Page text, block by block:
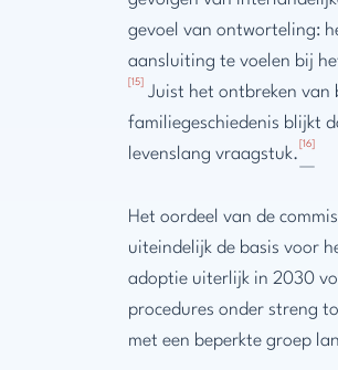
gevoel van ontworteling:
aansluiting te voelen bij
[15]
Juist het ontbreken
familiegeschiedenis blijkt
levenslang vraagstuk.
[16]
Het oordeel van de
uiteindelijk de basis voor
adoptie uiterlijk in 2030
procedures onder streng
met een beperkte groep